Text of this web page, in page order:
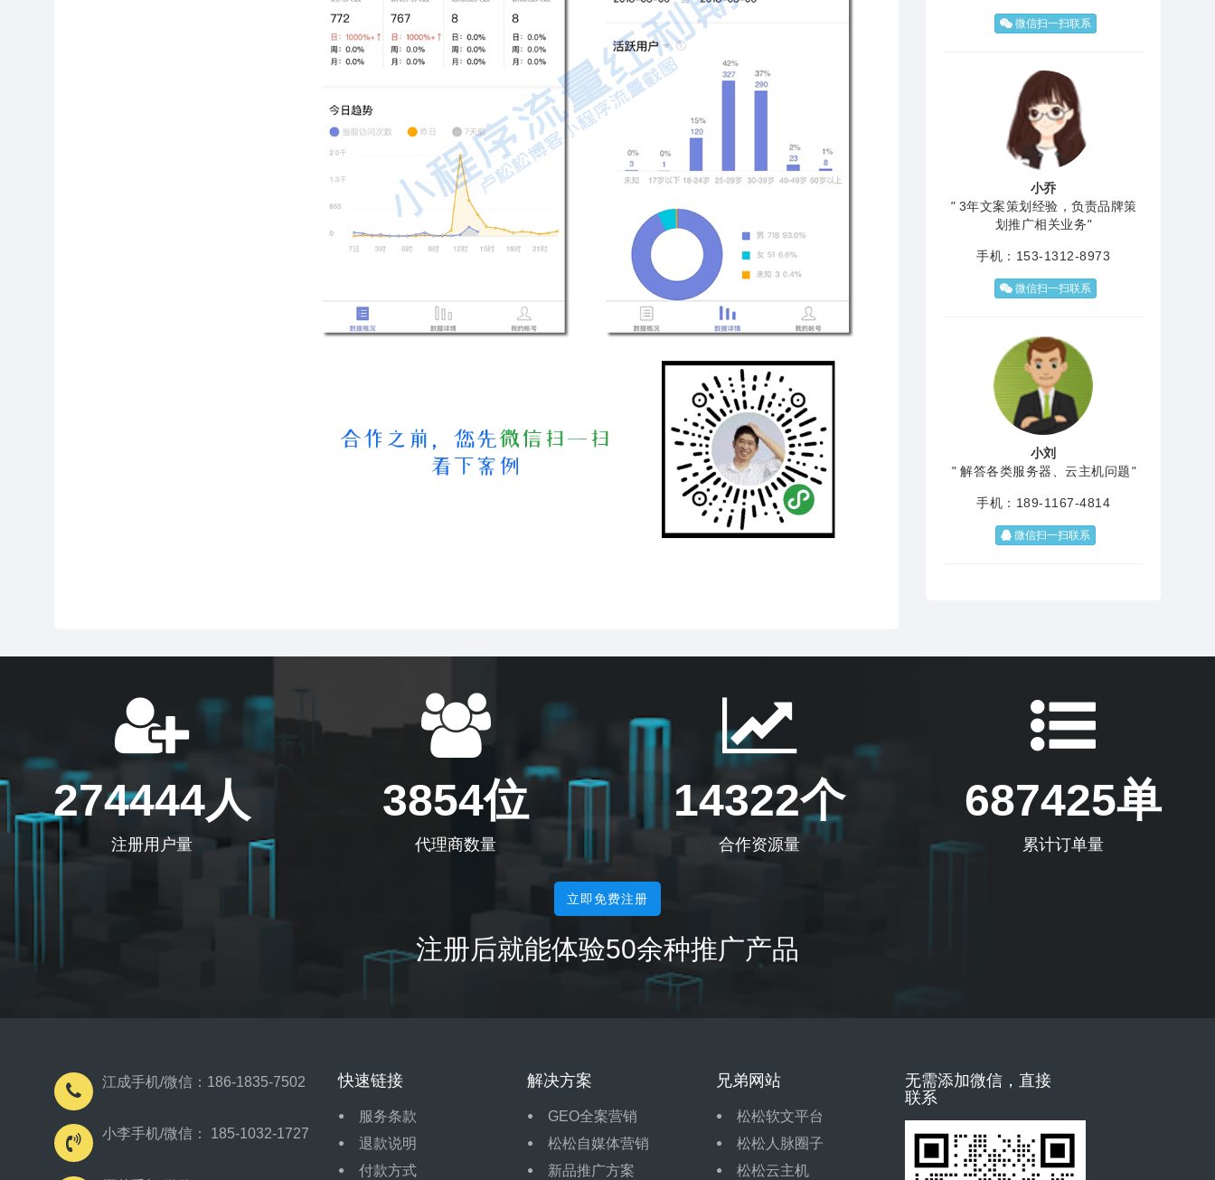
微信扫一扫联系
小乔
"3年文案策划经验，负责品牌策
划推广相关业务"
手机：153-1312-8973
微信扫一扫联系
小刘
"解答各类服务器、云主机问题"
手机：189-1167-4814
微信扫一扫联系
274444人
注册用户量
3854位
代理商数量
14322个
合作资源量
687425单
累计订单量
立即免费注册
注册后就能体验50余种推广产品
江成手机/微信：186-1835-7502
小李手机/微信： 185-1032-1727
快速链接
服务条款
退款说明
付款方式
解决方案
GEO全案营销
松松自媒体营销
新品推广方案
兄弟网站
松松软文平台
松松人脉圈子
松松云主机
无需添加微信，直接
联系